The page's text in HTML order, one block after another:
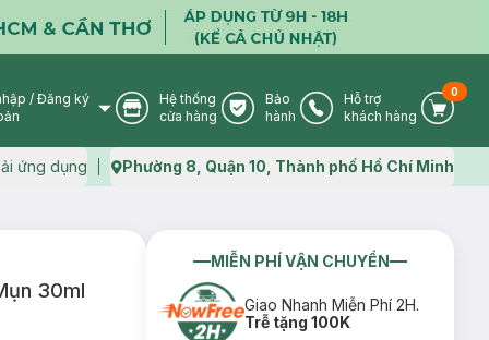
User Icon
/ Đăng ký
Store Icon
Hệ thống
cửa hàng
Warranty Icon
Bảo
hành
Phone Icon
Hỗ trợ
khách hàng
Cart
0
ứng dụng Map icon
Phường 8, Quận 10, Thành phố Hồ Chí Minh
30ml
MIỄN PHÍ VẬN CHUYỂN
Giao Nhanh Miễn Phí 2H.
Trễ tặng 100K